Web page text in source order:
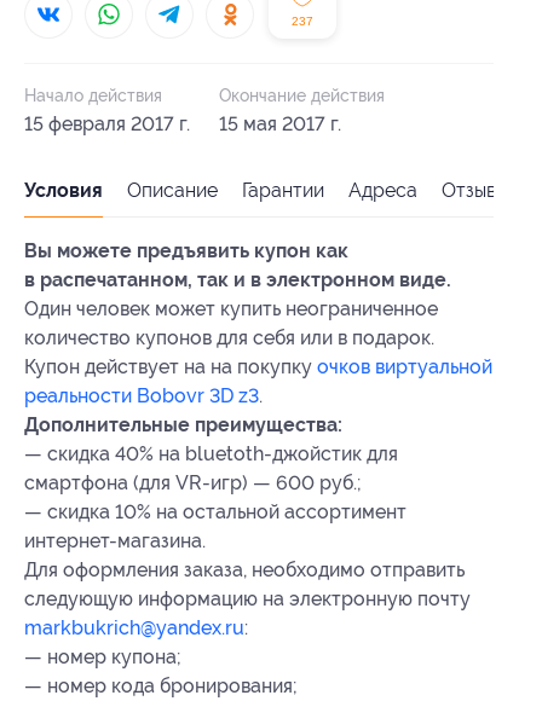
237
Начало действия
15 февраля 2017 г.
Окончание действия
15 мая 2017 г.
Условия Описание Гарантии Адреса Отзывы
Вы можете предъявить купон как
в распечатанном, так и в электронном виде.
Один человек может купить неограниченное
количество купонов для себя или в подарок.
Купон действует на на покупку очков виртуальной
реальности Bobovr 3D z3.
Дополнительные преимущества:
— скидка 40% на bluetoth-джойстик для
смартфона (для VR-игр) — 600 руб.;
— скидка 10% на остальной ассортимент
интернет-магазина.
Для оформления заказа, необходимо отправить
следующую информацию на электронную почту
markbukrich@yandex.ru:
— номер купона;
— номер кода бронирования;